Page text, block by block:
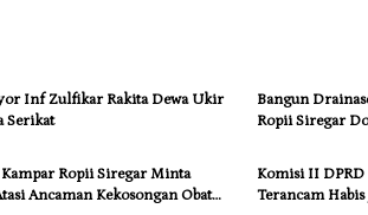
Inf Zulfikar Rakita Dewa Ukir
Serikat
Bangun
Ropii Siregar
Ropii Siregar Minta
Ancaman Kekosongan Obat
Komisi II DPRD
Terancam